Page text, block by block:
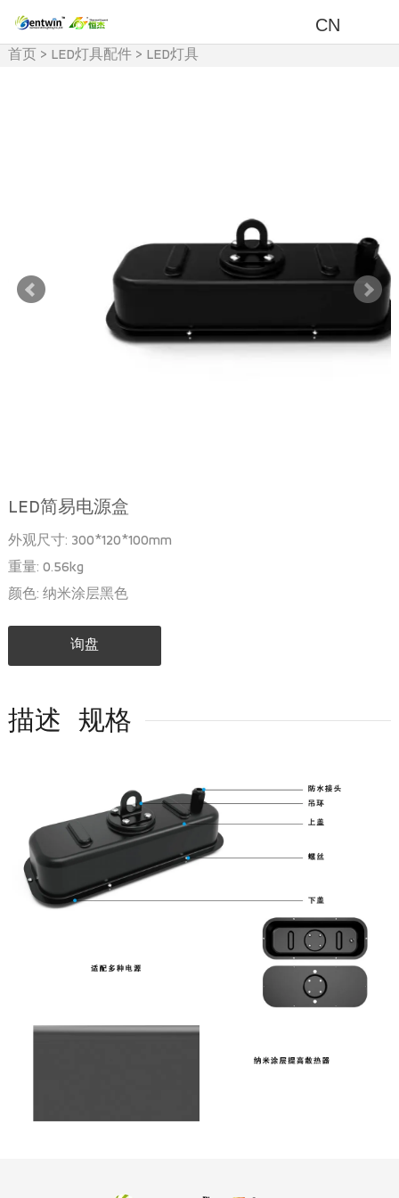
CN
首页 > LED灯具配件> LED灯具
LED简易电源盒
外观尺寸: 300*120*100mm
重量: 0.56kg
颜色: 纳米涂层黑色
询盘
描述 规格